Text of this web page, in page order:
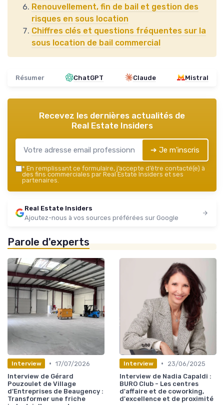
Renouvellement, fin de bail et gestion des
risques en sous location
Chiffres clés et questions fréquentes sur la
sous location de bail commercial
Résumer ChatGPT Claude Mistral
Recevez les dernières actualités de
Real Estate Insiders
➔ Je m'inscris
* En remplissant ce formulaire, j’accepte d’être contacté(e) à
des fins commerciales par Real Estate Insiders et ses
partenaires.
Real Estate Insiders
Ajoutez-nous à vos sources préférées sur Google
Parole d'experts
Interview • 17/07/2026
Interview de Gérard
Pouzoulet de Village
d’Entreprises de Beaugency :
Transformer une friche
Interview •
23/06/2025
Interview de Nadia Capaldi :
BURO Club - Les centres
d'affaire et de coworking,
d'excellence et de proximité